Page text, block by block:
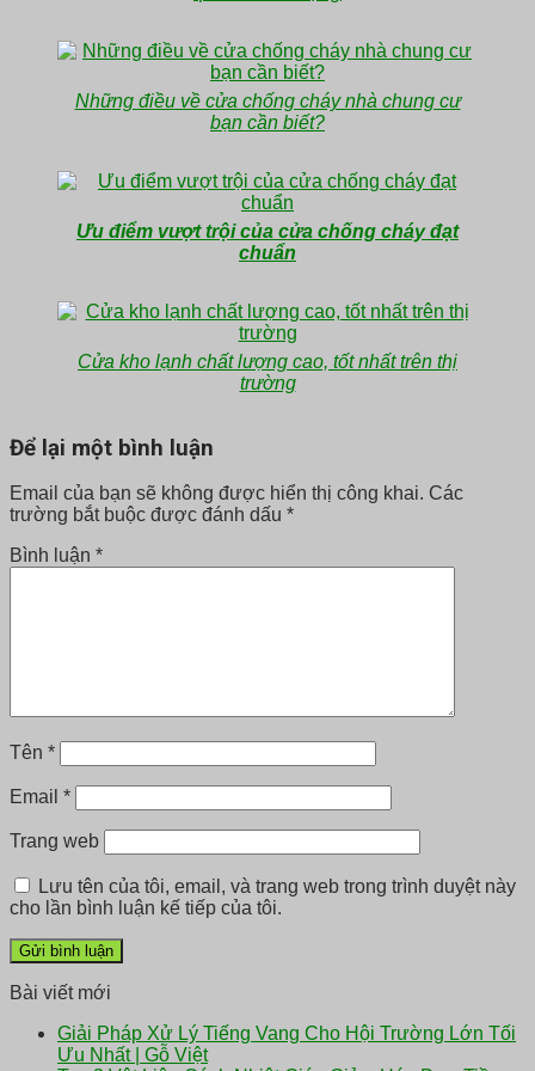
Những điều về cửa chống cháy nhà chung cư
bạn cần biết?
Ưu điểm vượt trội của cửa chống cháy đạt
chuẩn
Cửa kho lạnh chất lượng cao, tốt nhất trên thị
trường
Để lại một bình luận
Email của bạn sẽ không được hiển thị công khai. Các
trường bắt buộc được đánh dấu *
Bình luận *
Tên *
Email *
Trang web
Lưu tên của tôi, email, và trang web trong trình duyệt này
cho lần bình luận kế tiếp của tôi.
Bài viết mới
Giải Pháp Xử Lý Tiếng Vang Cho Hội Trường Lớn Tối
Ưu Nhất | Gỗ Việt